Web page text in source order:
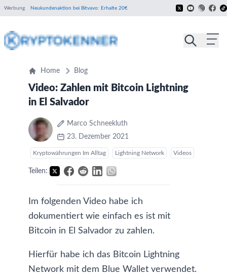
Werbung Neukundenaktion bei Bitvavo: Erhalte 20€
Home Blog
Video: Zahlen mit Bitcoin Lightning
in El Salvador
Marco Schneekluth
23. Dezember 2021
Kryptowährungen Im Alltag Lightning Network Videos
Teilen:
Im folgenden Video habe ich
dokumentiert wie einfach es ist mit
Bitcoin in El Salvador zu zahlen.
Hierfür habe ich das Bitcoin Lightning
Network mit dem Blue Wallet verwendet.